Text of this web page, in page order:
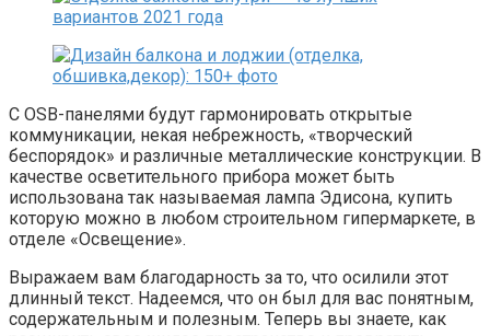
С OSB-панелями будут гармонировать открытые
коммуникации, некая небрежность, «творческий
беспорядок» и различные металлические конструкции. В
качестве осветительного прибора может быть
использована так называемая лампа Эдисона, купить
которую можно в любом строительном гипермаркете, в
отделе «Освещение».
Выражаем вам благодарность за то, что осилили этот
длинный текст. Надеемся, что он был для вас понятным,
содержательным и полезным. Теперь вы знаете, как